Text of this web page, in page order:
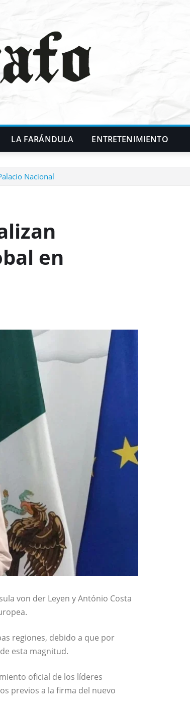
LA FARÁNDULA ENTRETENIMIENTO
Nacional
en
von der Leyen yAntónio Costa
regiones, debido a que por
esta magnitud.
oficial de los líderes
previos a la firma del nuevo